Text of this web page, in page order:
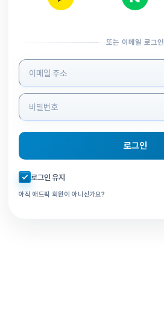
또는 이메일 로그인
로그인 정보 입력
로그인
자동로그인 체크
로그인 유지
아직 애드픽 회원이 아니신가요?